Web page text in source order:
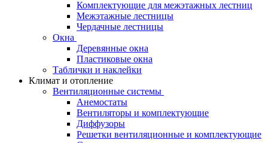
Комплектующие для межэтажных лестниц
Межэтажные лестницы
Чердачные лестницы
Окна
Деревянные окна
Пластиковые окна
Таблички и наклейки
Климат и отопление
Вентиляционные системы
Анемостаты
Вентиляторы и комплектующие
Диффузоры
Решетки вентиляционные и комплектующие